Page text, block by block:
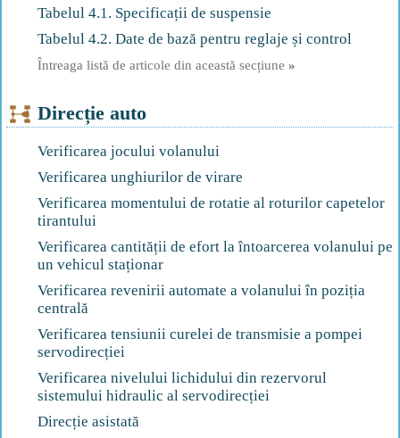
Tabelul 4.1. Specificații de suspensie
Tabelul 4.2. Date de bază pentru reglaje și control
Întreaga listă de articole din această secțiune »
Direcție auto
Verificarea jocului volanului
Verificarea unghiurilor de virare
Verificarea momentului de rotatie al roturilor capetelor
tirantului
Verificarea cantității de efort la întoarcerea volanului pe
un vehicul staționar
Verificarea revenirii automate a volanului în poziția
centrală
Verificarea tensiunii curelei de transmisie a pompei
servodirecției
Verificarea nivelului lichidului din rezervorul
sistemului hidraulic al servodirecției
Direcție asistată